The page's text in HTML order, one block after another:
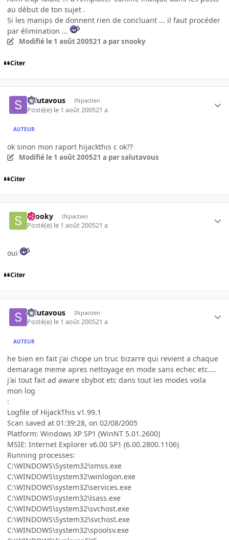
au début de ton sujet .
Si les manips de donnent rien de concluant ... il faut procéder
par élimination ...
Modifié le 1 août 200521 a par snooky
Citer
salutavous INpactien
Posté(e) le 1 août 200521 a
AUTEUR
ok sinon mon raport hijackthis c ok??
Modifié le 1 août 200521 a par salutavous
Citer
snooky INpactien
Posté(e) le 1 août 200521 a
oui
Citer
salutavous INpactien
Posté(e) le 1 août 200521 a
AUTEUR
he bien en fait j'ai chope un truc bizarre qui revient a chaque
demarage meme apres nettoyage en mode sans echec etc....
j'ai tout fait ad aware sbybot etc dans tout les modes voila
mon log
:
Logfile of HijackThis v1.99.1
Scan saved at 01:39:28, on 02/08/2005
Platform: Windows XP SP1 (WinNT 5.01.2600)
MSIE: Internet Explorer v6.00 SP1 (6.00.2800.1106)
Running processes:
C:\WINDOWS\System32\smss.exe
C:\WINDOWS\system32\winlogon.exe
C:\WINDOWS\system32\services.exe
C:\WINDOWS\system32\lsass.exe
C:\WINDOWS\system32\svchost.exe
C:\WINDOWS\System32\svchost.exe
C:\WINDOWS\system32\spoolsv.exe